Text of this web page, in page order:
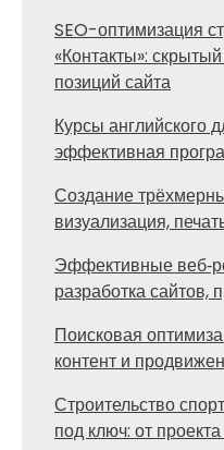
SEO-оптимизация
«Контакты»:
позиций сайта
Курсы английского
эффективная
Создание
визуализация,
Эффективные
разработка сайтов,
Поисковая
контент и
Строительство
под ключ: от